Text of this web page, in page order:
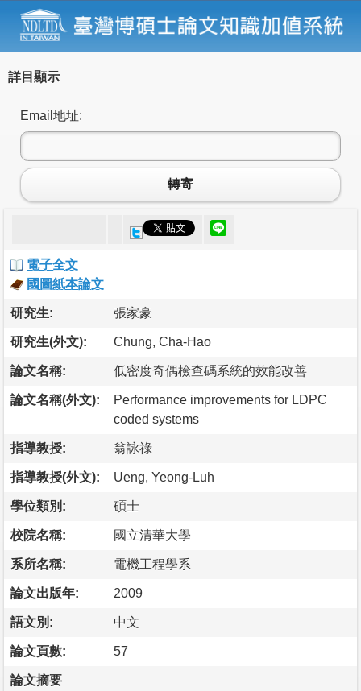
詳目顯示
Email地址:
轉寄
電子全文
國圖紙本論文
研究生: 張家豪
研究生(外文): Chung, Cha-Hao
論文名稱: 低密度奇偶檢查碼系統的效能改善
論文名稱(外文):
Performance improvements for LDPC
coded systems
指導教授: 翁詠祿
指導教授(外文): Ueng, Yeong-Luh
學位類別: 碩士
校院名稱: 國立清華大學
系所名稱: 電機工程學系
論文出版年: 2009
語文別: 中文
論文頁數: 57
論文摘要